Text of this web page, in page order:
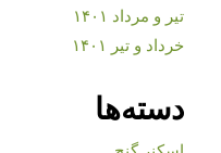
تیر و مرداد ۱۴۰۱
خرداد و تیر ۱۴۰۱
دسته‌ها